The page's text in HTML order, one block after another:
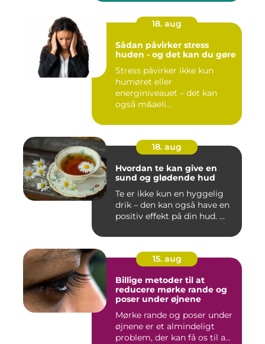
18. aug
Sådan påvirker stress
huden - og det kan du gøre
Stress påvirker ikke kun
humøret eller
energiniveauet – det kan
også m&aeli...
18. aug
Hvordan te kan give en
sund og glødende hud
Te er ikke kun en hyggelig
drik – den kan også have en
positiv effekt på din hud. ...
15. aug
Billige metoder til at
reducere mørke rande og
poser under øjnene
Mørke rande og poser under
øjnene er et almindeligt
problem, der kan få os til a...